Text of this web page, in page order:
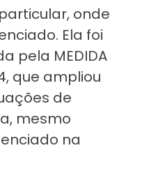
onde
Ela foi
pela MEDIDA
que ampliou
de
mesmo
na